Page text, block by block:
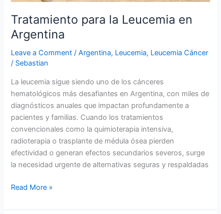
Tratamiento para la Leucemia en
Argentina
Leave a Comment /Argentina, Leucemia, Leucemia Cáncer
/ Sebastian
La leucemia sigue siendo uno de los cánceres
hematológicos más desafiantes en Argentina, con miles de
diagnósticos anuales que impactan profundamente a
pacientes y familias. Cuando los tratamientos
convencionales como la quimioterapia intensiva,
radioterapia o trasplante de médula ósea pierden
efectividad o generan efectos secundarios severos, surge
la necesidad urgente de alternativas seguras y respaldadas
Read More »